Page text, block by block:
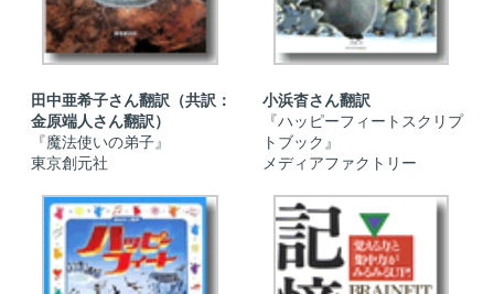
田中亜希子さん翻訳（共訳：
金原端人さん翻訳）
『魔法使いの弟子』
東京創元社
小浜杳さん翻訳
『ハッピーフィートスクリプ
トブック』
メディアファクトリー